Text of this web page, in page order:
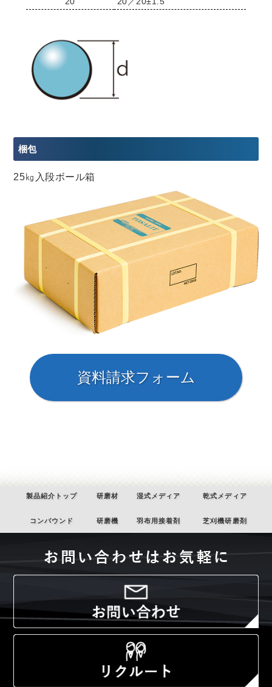
梱包
25㎏入段ボール箱
製品紹介トップ 研磨材 湿式メディア 乾式メディア
コンパウンド 研磨機 羽布用接着剤 芝刈機研磨剤